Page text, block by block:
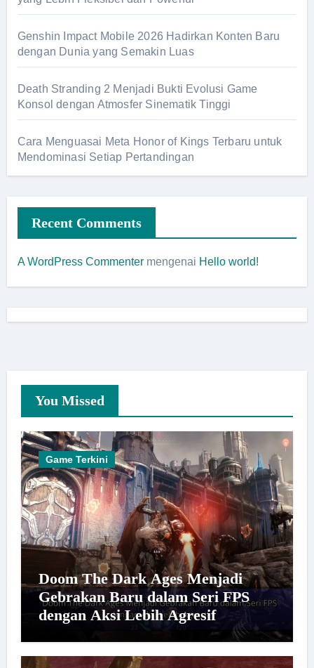
Genshin Impact Mobile 2026 Hadirkan Konten Baru
dengan Dunia yang Semakin Luas
Death Stranding 2 Menjadi Bukti Evolusi Game
Konsol dengan Atmosfer Sinematik Tinggi
Cara Menguasai Meta Honor of Kings Terbaru untuk
Mendominasi Setiap Pertandingan
Recent Comments
A WordPress Commentermengenai Hello world!
You Missed
Game Terkini
Doom The Dark Ages Menjadi
Gebrakan Baru dalam Seri FPS
dengan Aksi Lebih Agresif